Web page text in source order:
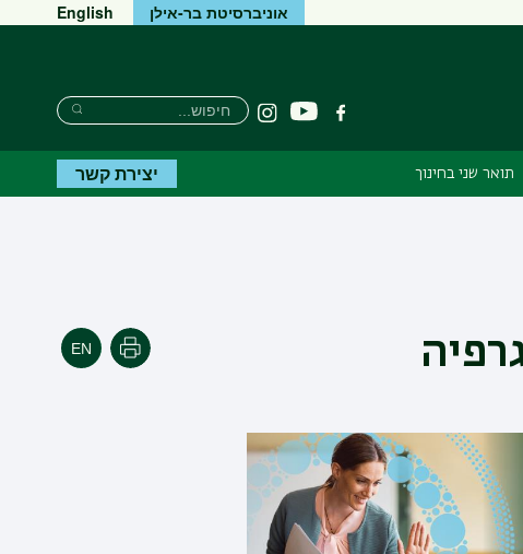
אוניברסיטת בר-אילן English
כותרת כותרתכותרת
חיפוש
חיפוש
חיפוש
תואר שני בחינוך יצירת קשר
הדפסה